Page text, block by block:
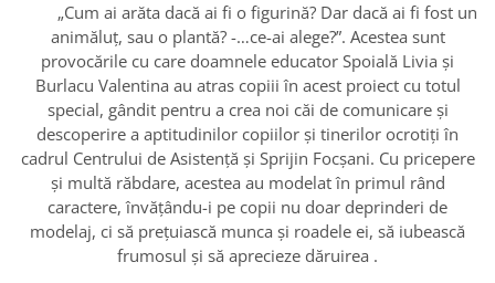
„Cum ai arăta dacă ai fi o figurină? Dar dacă ai fi fost un
animăluţ, sau o plantă? -…ce-ai alege?”. Acestea sunt
provocările cu care doamnele educator Spoială Livia şi
Burlacu Valentina au atras copiii în acest proiect cu totul
special, gândit pentru a crea noi căi de comunicare şi
descoperire a aptitudinilor copiilor și tinerilor ocrotiți în
cadrul Centrului de Asistență și Sprijin Focşani. Cu pricepere
şi multă răbdare, acestea au modelat în primul rând
caractere, învăţându-i pe copii nu doar deprinderi de
modelaj, ci să prețuiască munca și roadele ei, să iubească
frumosul și să aprecieze dăruirea .